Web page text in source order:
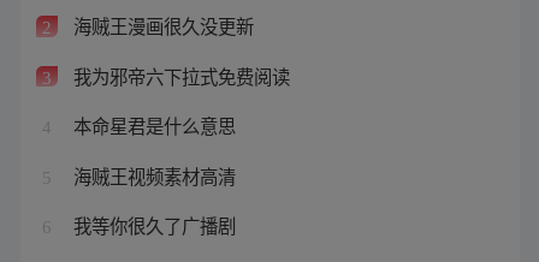
2 海贼王漫画很久没更新
3 我为邪帝六下拉式免费阅读
4 本命星君是什么意思
5 海贼王视频素材高清
6 我等你很久了广播剧